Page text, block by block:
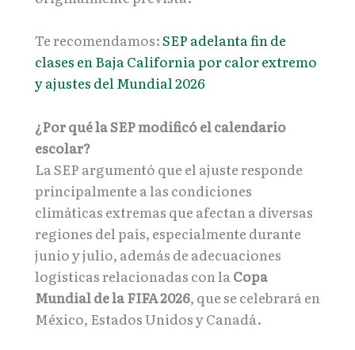
Te recomendamos:SEP adelanta fin de
clases en Baja California por calor extremo
y ajustes del Mundial 2026
¿Por qué la SEP modificó el calendario
escolar?
La SEP argumentó que el ajuste responde
principalmente a las condiciones
climáticas extremas que afectan a diversas
regiones del país, especialmente durante
junio y julio, además de adecuaciones
logísticas relacionadas con la Copa
Mundial de la FIFA 2026, que se celebrará en
México, Estados Unidos y Canadá.